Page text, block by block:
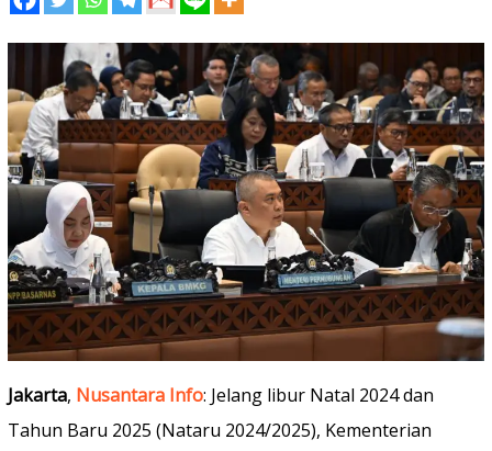
Jakarta, Nusantara Info: Jelang libur Natal 2024 dan
Tahun Baru 2025 (Nataru 2024/2025), Kementerian